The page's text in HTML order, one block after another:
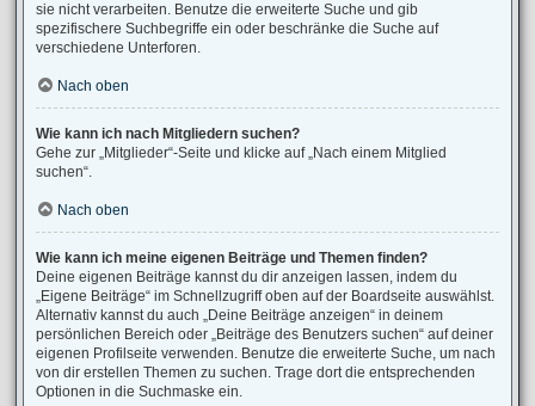
sie nicht verarbeiten. Benutze die erweiterte Suche und gib
spezifischere Suchbegriffe ein oder beschränke die Suche auf
verschiedene Unterforen.
Nach oben
Wie kann ich nach Mitgliedern suchen?
Gehe zur „Mitglieder“-Seite und klicke auf „Nach einem Mitglied
suchen“.
Nach oben
Wie kann ich meine eigenen Beiträge und Themen finden?
Deine eigenen Beiträge kannst du dir anzeigen lassen, indem du
„Eigene Beiträge“ im Schnellzugriff oben auf der Boardseite auswählst.
Alternativ kannst du auch „Deine Beiträge anzeigen“ in deinem
persönlichen Bereich oder „Beiträge des Benutzers suchen“ auf deiner
eigenen Profilseite verwenden. Benutze die erweiterte Suche, um nach
von dir erstellen Themen zu suchen. Trage dort die entsprechenden
Optionen in die Suchmaske ein.